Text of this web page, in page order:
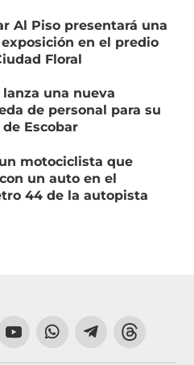
Al Piso presentará una
en el predio
Floral
lanza una nueva
de personal para su
Escobar
motociclista que
un auto en el
44 de la autopista